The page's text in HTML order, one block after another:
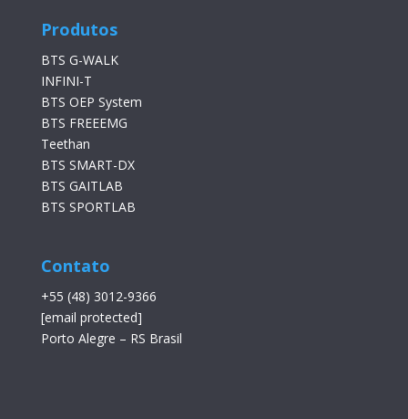
Produtos
BTS G-WALK
INFINI-T
BTS OEP System
BTS FREEEMG
Teethan
BTS SMART-DX
BTS GAITLAB
BTS SPORTLAB
Contato
+55 (48) 3012-9366
[email protected]
Porto Alegre – RS Brasil